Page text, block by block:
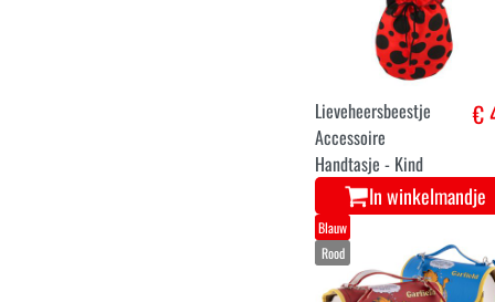
Lieveheersbeestje
Accessoire
Handtasje - Kind
€
In winkelmandje
Blauw
Rood